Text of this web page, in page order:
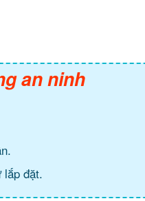
an ninh
lắp đặt.